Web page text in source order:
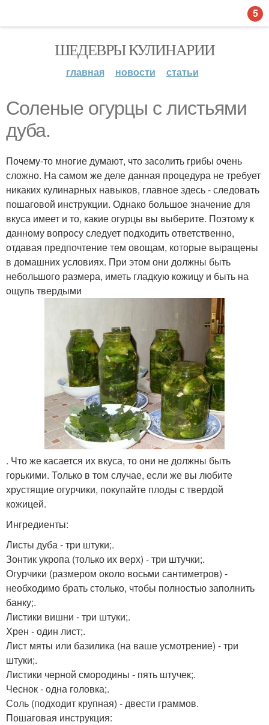
ШЕДЕВРЫ КУЛИНАРИИ
главная новости статьи
Соленые огурцы с листьями
дуба.
Почему-то многие думают, что засолить грибы очень
сложно. На самом же деле данная процедура не требует
никаких кулинарных навыков, главное здесь - следовать
пошаговой инструкции. Однако большое значение для
вкуса имеет и то, какие огурцы вы выберите. Поэтому к
данному вопросу следует подходить ответственно,
отдавая предпочтение тем овощам, которые выращены
в домашних условиях. При этом они должны быть
небольшого размера, иметь гладкую кожицу и быть на
ощупь твердыми
. Что же касается их вкуса, то они не должны быть
горькими. Только в том случае, если же вы любите
хрустящие огурчики, покупайте плоды с твердой
кожицей.
Ингредиенты:
Листы дуба - три штуки;.
Зонтик укропа (только их верх) - три штучки;.
Огурчики (размером около восьми сантиметров) -
необходимо брать столько, чтобы полностью заполнить
банку;.
Листики вишни - три штуки;.
Хрен - один лист;.
Лист мяты или базилика (на ваше усмотрение) - три
штуки;.
Листики черной смородины - пять штучек;.
Чеснок - одна головка;.
Соль (подходит крупная) - двести граммов.
Пошаговая инструкция:
5